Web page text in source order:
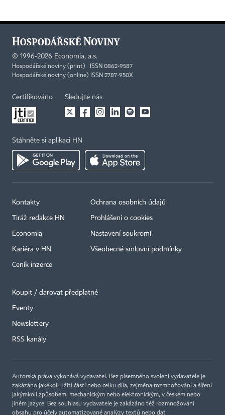
© 1996-2026 Economia, a.s.
Hospodářské noviny (print) ISSN 0862-9587
Hospodářské noviny (online) ISSN 2787-950X
Certifikováno Sledujte nás
Stáhněte si aplikaci HN
Kontakty
Tiráž redakce HN
Economia
Kariéra v HN
Ceník inzerce
Ochrana osobních údajů
Prohlášení o cookies
Nastavení soukromí
Všeobecné smluvní podmínky
Koupit / darovat předplatné
Eventy
Newslettery
RSS kanály
Autorská práva vykonává vydavatel. Bez písemného svolení vydavatele je
zakázáno jakékoli užití částí nebo celku díla, zejména rozmnožování a šíření
jakýmkoli způsobem, mechanickým nebo elektronickým, v českém nebo
jiném jazyce. Bez souhlasu vydavatele je zakázáno též rozmnožování
obsahu pro účely automatizované analýzy textů nebo dat